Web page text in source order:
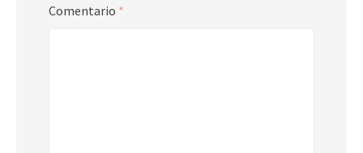
Comentario *